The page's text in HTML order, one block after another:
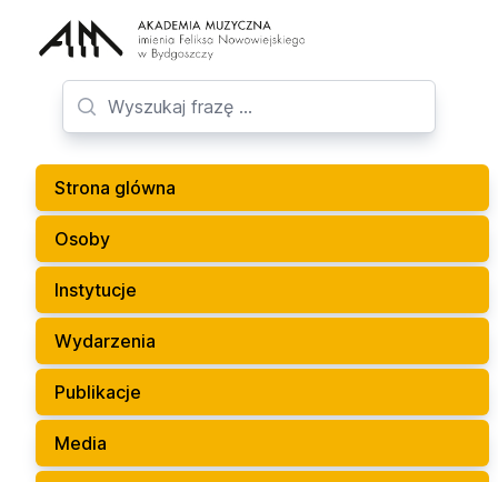
Strona glówna
Osoby
Instytucje
Wydarzenia
Publikacje
Media